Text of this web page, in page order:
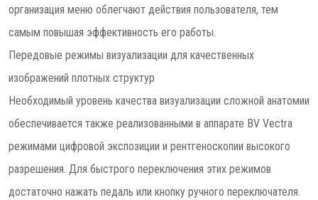
организация меню облегчают действия пользователя, тем
самым повышая эффективность его работы.
Передовые режимы визуализации для качественных
изображений плотных структур
Необходимый уровень качества визуализации сложной анатомии
обеспечивается также реализованными в аппарате BV Vectra
режимами цифровой экспозиции и рентгеноскопии высокого
разрешения. Для быстрого переключения этих режимов
достаточно нажать педаль или кнопку ручного переключателя.